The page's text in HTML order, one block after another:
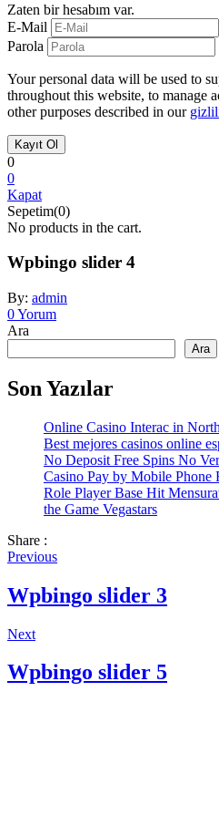
Zaten bir hesabım var.
E-Mail
Parola
Your personal data will be used to
throughout this website, to manage
other purposes described in our
0
0
Kapat
Sepetim(0)
No products in the cart.
Wpbingo slider 4
By: admin
0Yorum
Ara
Ara
Son Yazılar
Online Casino Interac in
Best mejores casinos online
No Deposit Free Spins No
Casino Pay by Mobile Phone
Role Player Base Hit
the Game Vegastars
Share :
Previous
Wpbingo slider 3
Next
Wpbingo slider 5